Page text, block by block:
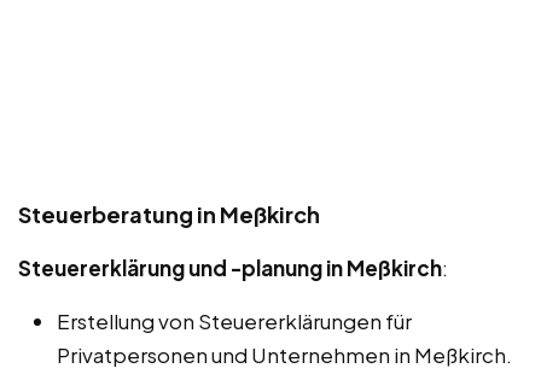
Steuerberatung in Meßkirch
Steuererklärung und -planung in Meßkirch:
Erstellung von Steuererklärungen für
Privatpersonen und Unternehmen in Meßkirch.